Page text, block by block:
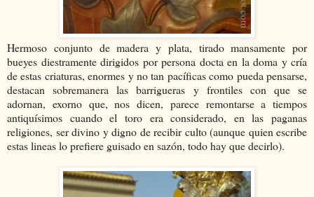
Hermoso conjunto de madera y plata, tirado mansamente por
bueyes diestramente dirigidos por persona docta en la doma y cría
de estas criaturas, enormes y no tan pacíficas como pueda pensarse,
destacan sobremanera las barrigueras y frontiles con que se
adornan, exorno que, nos dicen, parece remontarse a tiempos
antiquísimos cuando el toro era considerado, en las paganas
religiones, ser divino y digno de recibir culto (aunque quien escribe
estas lineas lo prefiere guisado en sazón, todo hay que decirlo).